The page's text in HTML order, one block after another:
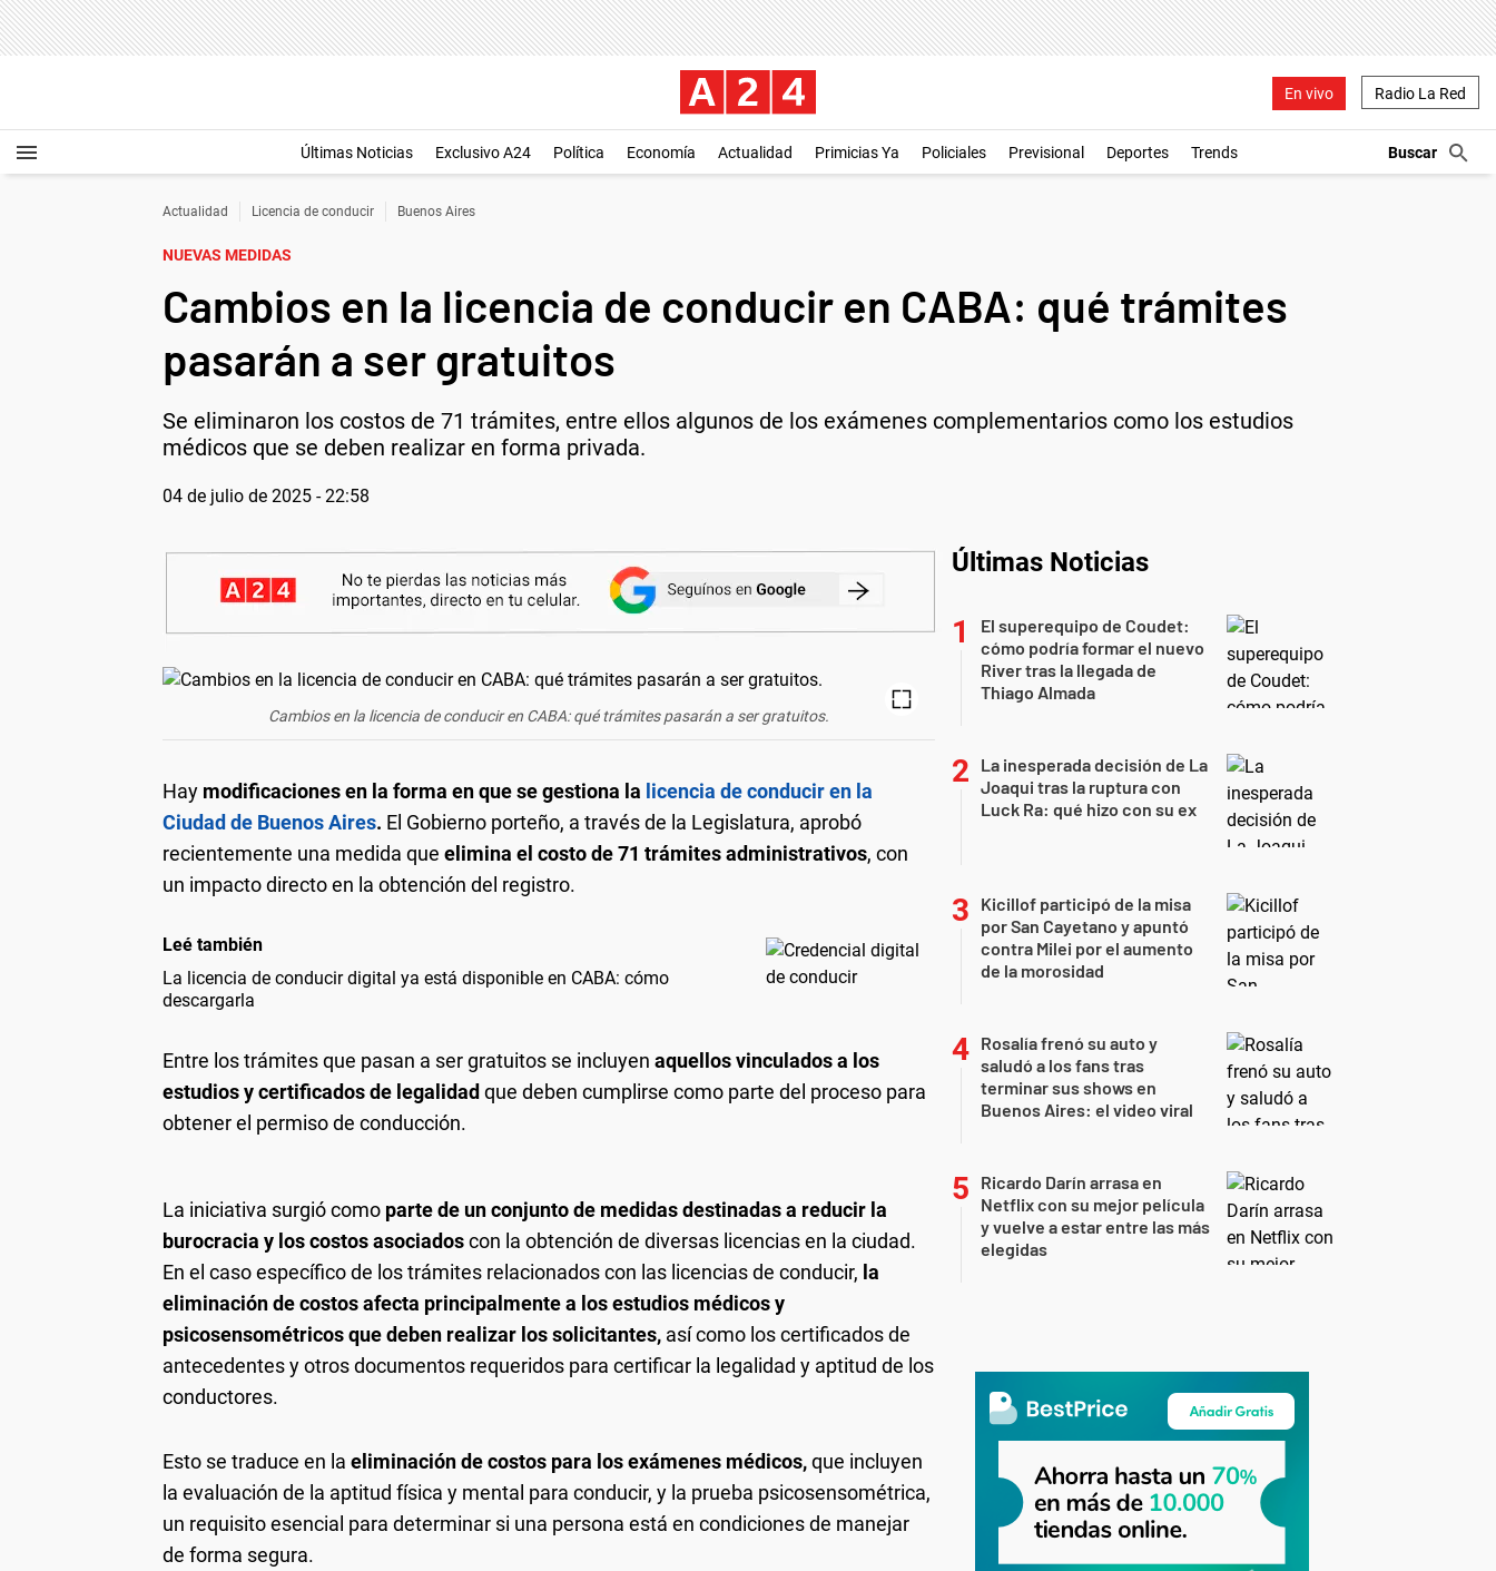
En vivo Radio La Red
Últimas Noticias Exclusivo A24 Política Economía Actualidad Primicias Ya Policiales Previsional Deportes Trends
Actualidad Licencia de conducir Buenos Aires
NUEVAS MEDIDAS
Cambios en la licencia de conducir en CABA: qué trámites
pasarán a ser gratuitos
Se eliminaron los costos de 71 trámites, entre ellos algunos de los exámenes complementarios como los estudios
médicos que se deben realizar en forma privada.
04 de julio de 2025 - 22:58
Cambios en la licencia de conducir en CABA: qué trámites pasarán a ser gratuitos.
Hay modificaciones en la forma en que se gestiona la licencia de conducir en la
Ciudad de Buenos Aires. El Gobierno porteño, a través de la Legislatura, aprobó
recientemente una medida que elimina el costo de 71 trámites administrativos, con
un impacto directo en la obtención del registro.
Leé también
La licencia de conducir digital ya está disponible en CABA: cómo
descargarla
Entre los trámites que pasan a ser gratuitos se incluyen aquellos vinculados a los
estudios y certificados de legalidadque deben cumplirse como parte del proceso para
obtener el permiso de conducción.
La iniciativa surgió como parte de un conjunto de medidas destinadas a reducir la
burocracia y los costos asociadoscon la obtención de diversas licencias en la ciudad.
En el caso específico de los trámites relacionados con las licencias de conducir, la
eliminación de costos afecta principalmente a los estudios médicos y
psicosensométricos que deben realizar los solicitantes, así como los certificados de
antecedentes y otros documentos requeridos para certificar la legalidad y aptitud de los
conductores.
Esto se traduce en la eliminación de costos para los exámenes médicos,que incluyen
la evaluación de la aptitud física y mental para conducir, y la prueba psicosensométrica,
un requisito esencial para determinar si una persona está en condiciones de manejar
de forma segura.
Últimas Noticias
El superequipo de Coudet:
cómo podría formar el nuevo
River tras la llegada de
Thiago Almada
La inesperada decisión de La
Joaqui tras la ruptura con
Luck Ra: qué hizo con su ex
Kicillof participó de la misa
por San Cayetano y apuntó
contra Milei por el aumento
de la morosidad
Rosalía frenó su auto y
saludó a los fans tras
terminar sus shows en
Buenos Aires: el video viral
Ricardo Darín arrasa en
Netflix con su mejor película
y vuelve a estar entre las más
elegidas